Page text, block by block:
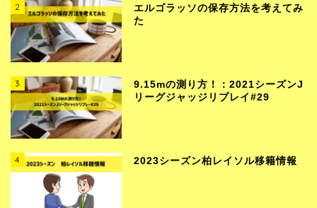
2
エルゴラッソの保存方法を考えてみ
た
3
9.15mの測り方！：2021シーズンJ
リーグジャッジリプレイ#29
4 2023シーズン柏レイソル移籍情報